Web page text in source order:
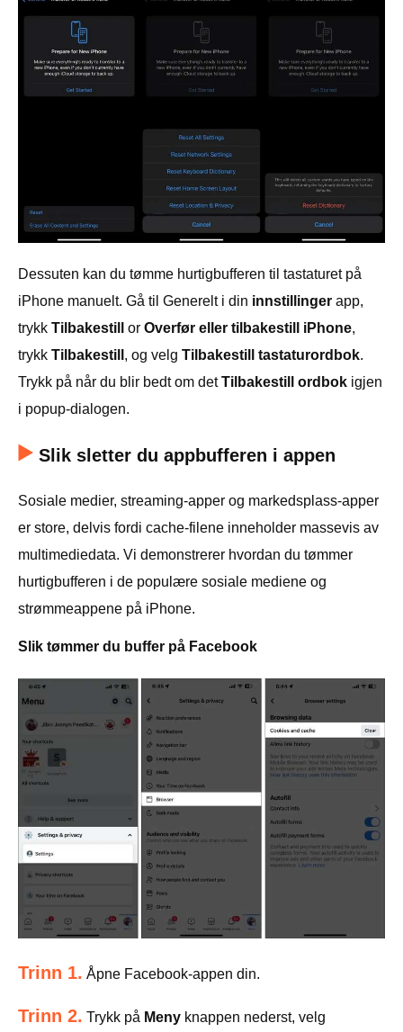
Dessuten kan du tømme hurtigbufferen til tastaturet på
iPhone manuelt. Gå til Generelt i din innstillinger app,
trykk Tilbakestill or Overfør eller tilbakestill iPhone,
trykk Tilbakestill , og velg Tilbakestill tastaturordbok.
Trykk på når du blir bedt om detTilbakestill ordbok igjen
i popup-dialogen.
Slik sletter du appbufferen i appen
Sosiale medier, streaming-apper og markedsplass-apper
er store, delvis fordi cache-filene inneholder massevis av
multimediedata. Vi demonstrerer hvordan du tømmer
hurtigbufferen i de populære sosiale mediene og
strømmeappene på iPhone.
Slik tømmer du buffer på Facebook
Trinn 1. Åpne Facebook-appen din.
Trinn 2. Trykk på Meny knappen nederst, velg